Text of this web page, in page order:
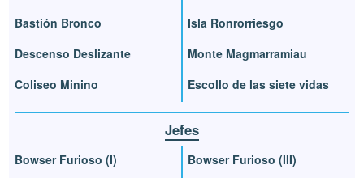
Bastión Bronco
Descenso Deslizante
Coliseo Minino
Isla Ronrorriesgo
Monte Magmarramiau
Escollo de las siete vidas
Jefes
Bowser Furioso (I)
Bowser Furioso (III)